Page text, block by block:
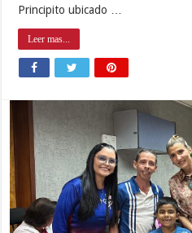
Principito ubicado …
Leer mas...